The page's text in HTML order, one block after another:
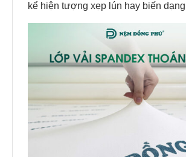
kể hiện tượng xẹp lún hay biến